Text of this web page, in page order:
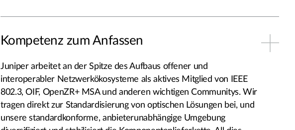
Kompetenz zum Anfassen
Juniper arbeitet an der Spitze des Aufbaus offener und
interoperabler Netzwerkökosysteme als aktives Mitglied von IEEE
802.3, OIF, OpenZR+ MSA und anderen wichtigen Communitys. Wir
tragen direkt zur Standardisierung von optischen Lösungen bei, und
unsere standardkonforme, anbieterunabhängige Umgebung